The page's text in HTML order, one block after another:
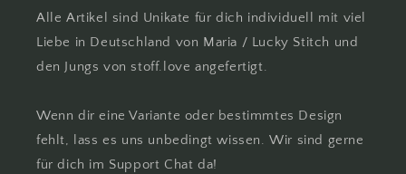
Alle Artikel sind Unikate für dich individuell mit viel
Liebe in Deutschland von Maria / Lucky Stitch und
den Jungs von stoff.love angefertigt.
Wenn dir eine Variante oder bestimmtes Design
fehlt, lass es uns unbedingt wissen. Wir sind gerne
für dich im Support Chat da!